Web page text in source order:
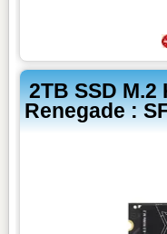
2TB SSD
Renegade :